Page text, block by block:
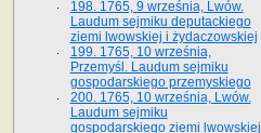
198. 1765, 9 września, Lwów.
Laudum sejmiku deputackiego
ziemi lwowskiej i żydaczowskiej
199. 1765, 10 września,
Przemyśl. Laudum sejmiku
gospodarskiego przemyskiego
200. 1765, 10 września, Lwów.
Laudum sejmiku
gospodarskiego ziemi lwowskiej